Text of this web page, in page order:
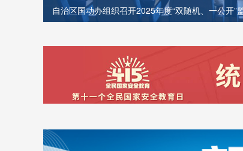
自治区国动办组织召开2025年度“双随机、一公开”